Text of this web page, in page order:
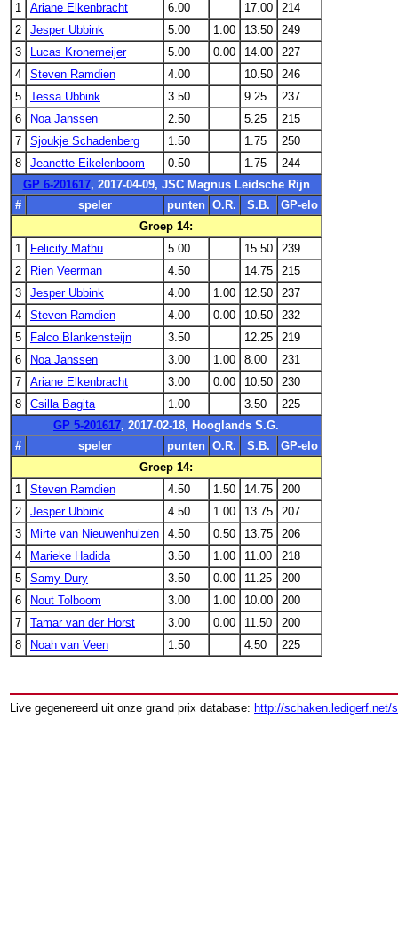
1
Ariane Elkenbracht 6.00 17.00
214
2
Jesper Ubbink 5.00 1.00 13.50
249
3
Lucas Kronemeijer 5.00 0.00 14.00
227
4
Steven Ramdien 4.00 10.50
246
5
Tessa Ubbink 3.50 9.25
237
6
Noa Janssen 2.50 5.25
215
7
Sjoukje Schadenberg 1.50 1.75
250
8
Jeanette Eikelenboom 0.50 1.75
244
GP 6-201617, 2017-04-09, JSC Magnus Leidsche Rijn
#
speler punten O.R. S.B.
GP-elo
Groep 14:
1
Felicity Mathu 5.00 15.50
239
2
Rien Veerman 4.50 14.75
215
3
Jesper Ubbink 4.00 1.00 12.50
237
4
Steven Ramdien 4.00 0.00 10.50
232
5
Falco Blankensteijn 3.50 12.25
219
6
Noa Janssen 3.00 1.00 8.00
231
7
Ariane Elkenbracht 3.00 0.00 10.50
230
8
Csilla Bagita 1.00 3.50
225
GP 5-201617, 2017-02-18, Hooglands S.G.
#
speler punten O.R. S.B.
GP-elo
Groep 14:
1
Steven Ramdien 4.50 1.50 14.75
200
2
Jesper Ubbink 4.50 1.00 13.75
207
3
Mirte van Nieuwenhuizen 4.50 0.50 13.75
206
4
Marieke Hadida 3.50 1.00 11.00
218
5
Samy Dury 3.50 0.00 11.25
200
6
Nout Tolboom 3.00 1.00 10.00
200
7
Tamar van der Horst 3.00 0.00 11.50
200
8
Noah van Veen 1.50 4.50 225
Live gegenereerd uit onze grand prix database: http://schaken.ledigerf.net/